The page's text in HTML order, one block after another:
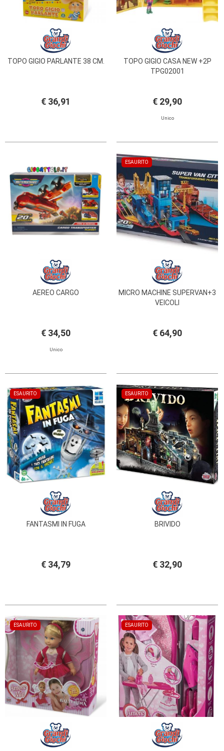
TOPO GIGIO PARLANTE 38 CM.
€ 36,91
TOPO GIGIO CASA NEW +2P
TPG02001
€ 29,90
Unico
AEREO CARGO
€ 34,50
Unico
ESAURITO
MICRO MACHINE SUPERVAN+3
VEICOLI
€ 64,90
ESAURITO
FANTASMI IN FUGA
€ 34,79
ESAURITO
BRIVIDO
€ 32,90
ESAURITO ESAURITO